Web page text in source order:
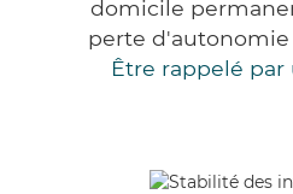
domicile
perte d'autonomie
Être rappelé